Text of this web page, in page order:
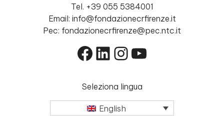
Tel. +39 055 5384001
Email: info@fondazionecrfirenze.it
Pec: fondazionecrfirenze@pec.ntc.it
Facebook
LinkedIn
Instagram
YouTube
Seleziona lingua
English